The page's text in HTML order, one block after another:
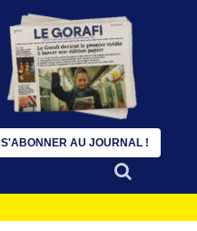
S'ABONNER AU JOURNAL !